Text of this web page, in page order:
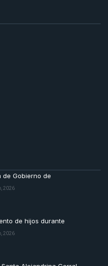
de Gobierno de
2026
de hijos durante
2026